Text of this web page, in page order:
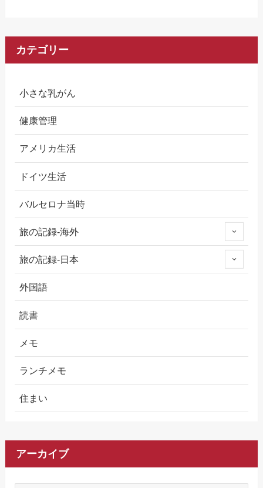
カテゴリー
小さな乳がん
健康管理
アメリカ生活
ドイツ生活
バルセロナ当時
旅の記録-海外
旅の記録-日本
外国語
読書
メモ
ランチメモ
住まい
アーカイブ